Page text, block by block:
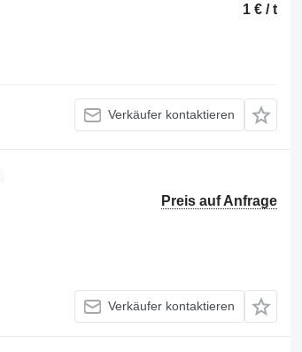
1 € / t
Verkäufer kontaktieren
Preis auf Anfrage
Verkäufer kontaktieren